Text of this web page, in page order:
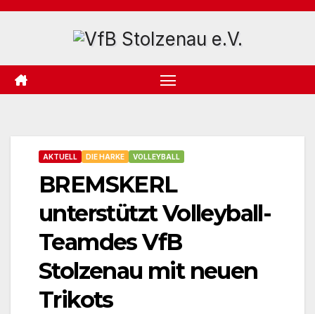
Zum
AKTUELL DIE HARKE VOLLEYBALL
BREMSKERL
unterstützt Volleyball-
Teamdes VfB
Stolzenau mit neuen
Trikots